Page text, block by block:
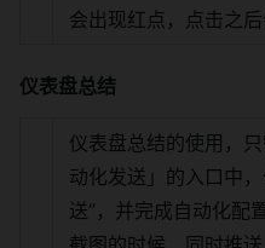
会出现红点，点击之
仪表盘总结
仪表盘总结的使用，
动化发送」的入口中
送”，并完成自动化配